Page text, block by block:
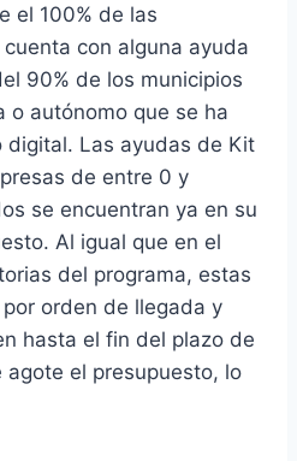
el 100% de las
con alguna ayuda
90% de los municipios
o autónomo que se ha
Las ayudas de Kit
de entre 0 y
se encuentran ya en su
Al igual que en el
del programa, estas
orden de llegada y
hasta el fin del plazo de
el presupuesto, lo